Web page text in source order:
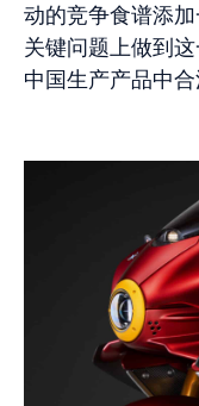
动的竞争食谱添
关键问题上做到
中国生产产品中